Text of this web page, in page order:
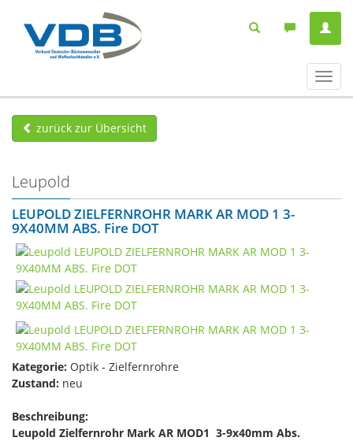
ein-/
zurück zur Übersicht
Leupold
LEUPOLD ZIELFERNROHR MARK AR MOD 1 3-
9X40MM ABS. Fire DOT
Kategorie: Optik - Zielfernrohre
Zustand: neu
Beschreibung:
Leupold Zielfernrohr Mark AR MOD1 3-9x40mm Abs.